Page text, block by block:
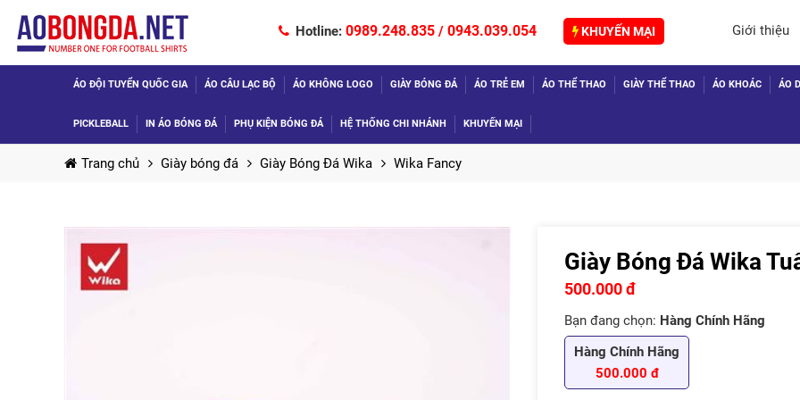
Hotline: 0989.248.835 / 0943.039.054 KHUYẾN MẠI Giới thiệu
ÁO ĐỘI TUYỂN QUỐC GIA ÁO CÂU LẠC BỘ ÁO KHÔNG LOGO GIÀY BÓNG ĐÁ ÁO TRẺ EM ÁO THỂ THAO GIÀY THỂ THAO ÁO KHOÁC ÁO
PICKLEBALL IN ÁO BÓNG ĐÁ PHỤ KIỆN BÓNG ĐÁ HỆ THỐNG CHI NHÁNH KHUYẾN MẠI
TIẾP
Trang chủ Giày bóng đá Giày Bóng Đá Wika Wika Fancy
Giày Bóng Đá Wika
500.000 đ
Bạn đang chọn: Hàng Chính Hãng
Hàng Chính Hãng
500.000 đ